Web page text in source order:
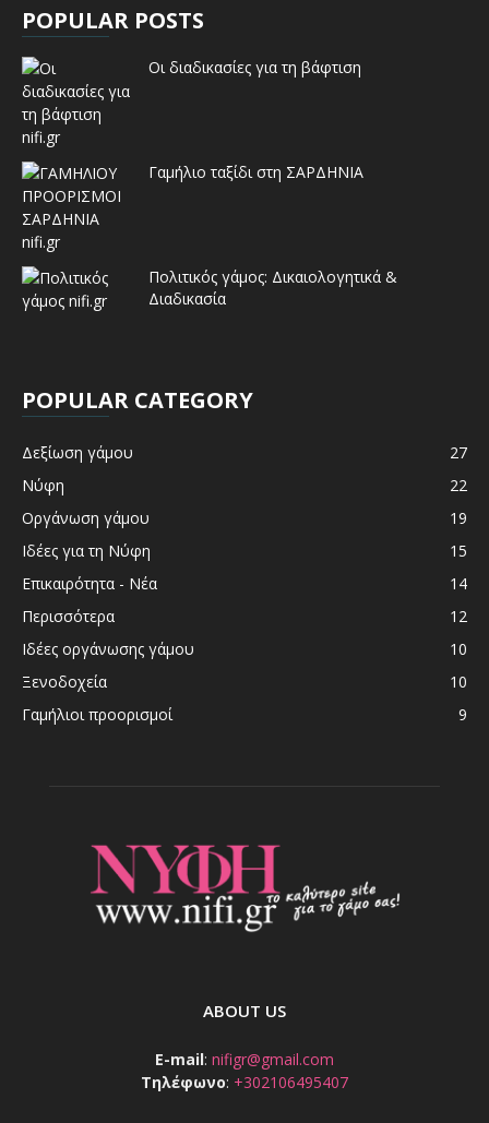
POPULAR POSTS
Οι διαδικασίες για τη βάφτιση
Γαμήλιο ταξίδι στη ΣΑΡΔΗΝΙΑ
Πολιτικός γάμος: Δικαιολογητικά &
Διαδικασία
POPULAR CATEGORY
Δεξίωση γάμου
27
Νύφη
22
Οργάνωση γάμου
19
Ιδέες για τη Νύφη
15
Επικαιρότητα - Νέα
14
Περισσότερα
12
Ιδέες οργάνωσης γάμου
10
Ξενοδοχεία
10
Γαμήλιοι προορισμοί
9
ABOUT US
E-mail: nifigr@gmail.com
Τηλέφωνο: +302106495407